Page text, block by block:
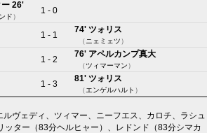
ー 26'
ド）
1 - 0
1 - 1
74' ツォリス
（ ニェミェツ）
1 - 2
76' アペルカンプ真大
（ツィマーマン）
1 - 3
81' ツォリス
（エンゲルハルト ）
ルヴェディ ツィマー ニーフエス カロチ
ラシュ
ッター （83分ヘルヒャー ）、 レドンド （83分シマカ